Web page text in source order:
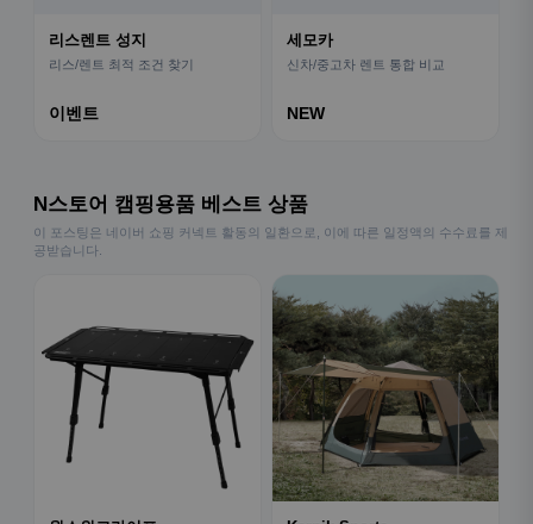
리스렌트 성지
리스/렌트 최적 조건 찾기
이벤트
세모카
신차/중고차 렌트 통합 비교
NEW
N스토어 캠핑용품 베스트 상품
이 포스팅은 네이버 쇼핑 커넥트 활동의 일환으로, 이에 따른 일정액의 수수료를 제
공받습니다.